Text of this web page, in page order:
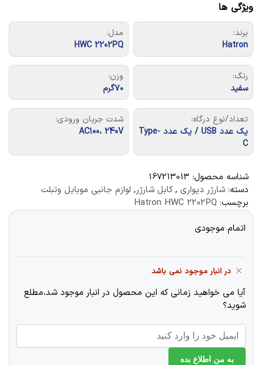
ویژگی ها
برند:
Hatron
مدل:
HWC 2202PQ
رنگ:
سفید
وزن:
۷۰گرم
تعداد/نوع درگاه:
یک عدد USB / یک عدد Type-
C
شدت جریان ورودی:
AC100، 240V
شناسه محصول: 167213013
دسته: شارژر دیواری ,کابل شارژر, لوازم جانبی موبایل وتبلت
برچسب: Hatron HWC 2202PQ
اتمام موجودی
در انبار موجود نمی باشد
آیا می خواهید زمانی که این محصول در انبار موجود شد،مطلع
شوید؟
به من اطلاع بده